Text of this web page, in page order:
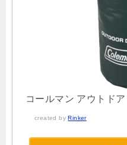
コールマン アウトド
created byRinker